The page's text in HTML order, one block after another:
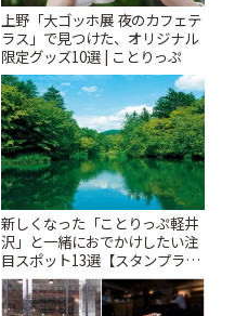
上野「大ゴッホ展 夜のカフェテ
ラス」で見つけた、オリジナル
限定グッズ10選 | ことりっぷ
新しくなった「ことりっぷ軽井
沢」と一緒におでかけしたい注
目スポット13選【スタンプラリ
ー開催中】 | ことりっぷ